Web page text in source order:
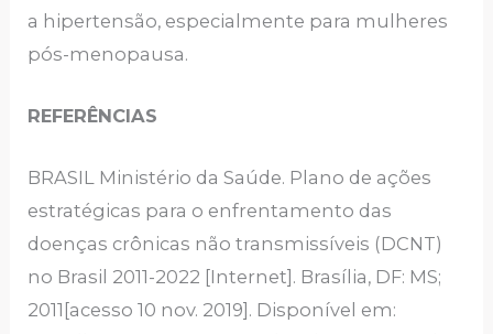
a hipertensão, especialmente para mulheres
pós-menopausa.
REFERÊNCIAS
BRASIL Ministério da Saúde. Plano de ações
estratégicas para o enfrentamento das
doenças crônicas não transmissíveis (DCNT)
no Brasil 2011-2022 [Internet]. Brasília, DF: MS;
2011[acesso 10 nov. 2019]. Disponível em: